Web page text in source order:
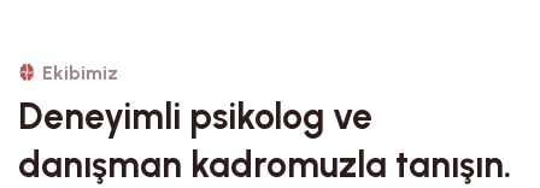
Ekibimiz
Deneyimli psikolog ve
danışman kadromuzla tanışın.